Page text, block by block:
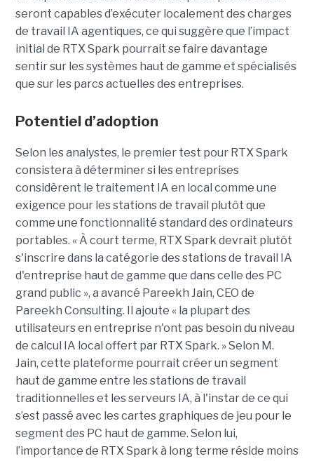
seront capables d’exécuter localement des charges
de travail IA agentiques, ce qui suggère que l’impact
initial de RTX Spark pourrait se faire davantage
sentir sur les systèmes haut de gamme et spécialisés
que sur les parcs actuelles des entreprises.
Potentiel d’adoption
Selon les analystes, le premier test pour RTX Spark
consistera à déterminer si les entreprises
considèrent le traitement IA en local comme une
exigence pour les stations de travail plutôt que
comme une fonctionnalité standard des ordinateurs
portables. « À court terme, RTX Spark devrait plutôt
s'inscrire dans la catégorie des stations de travail IA
d'entreprise haut de gamme que dans celle des PC
grand public », a avancé Pareekh Jain, CEO de
Pareekh Consulting. Il ajoute « la plupart des
utilisateurs en entreprise n'ont pas besoin du niveau
de calcul IA local offert par RTX Spark. » Selon M.
Jain, cette plateforme pourrait créer un segment
haut de gamme entre les stations de travail
traditionnelles et les serveurs IA, à l'instar de ce qui
s’est passé avec les cartes graphiques de jeu pour le
segment des PC haut de gamme. Selon lui,
l’importance de RTX Spark à long terme réside moins